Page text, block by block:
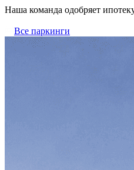
Наша команда одобряет
Все паркинги